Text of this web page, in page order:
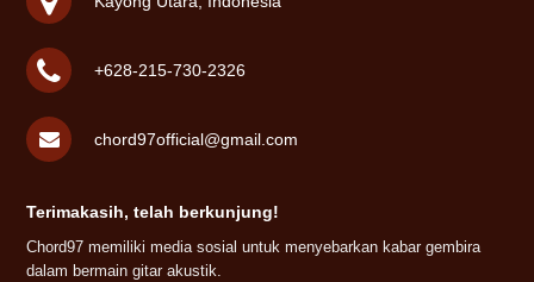
+628-215-730-2326
chord97official@gmail.com
Terimakasih, telah berkunjung!
Chord97 memiliki media sosial untuk menyebarkan kabar gembira
dalam bermain gitar akustik.